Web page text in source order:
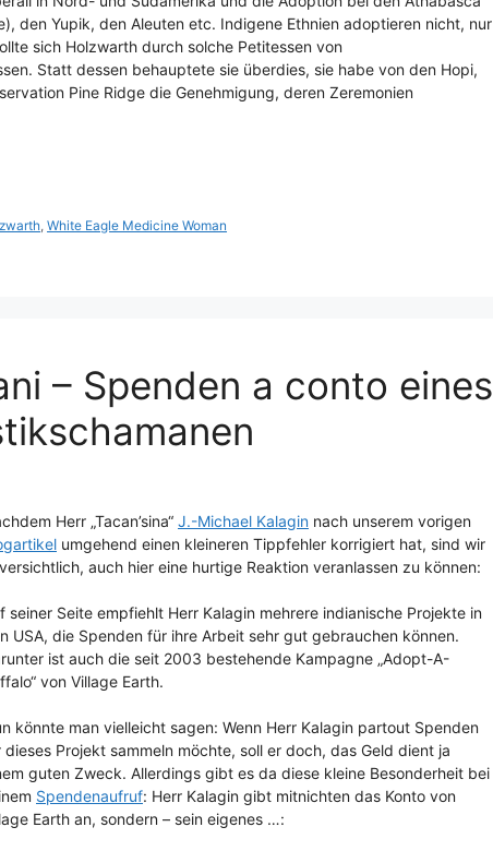
den Yupik, den Aleuten etc. Indigene Ethnien adoptieren nicht, nur
sich Holzwarth durch solche Petitessen von
Statt dessen behauptete sie überdies, sie habe von den Hopi,
Pine Ridge die Genehmigung, deren Zeremonien
,White Eagle Medicine Woman
– Spenden a conto eines
Herr „Tacan’sina“ J.-Michael Kalagin nach unserem vorigen
umgehend einen kleineren Tippfehler korrigiert hat, sind wir
auch hier eine hurtige Reaktion veranlassen zu können:
seiner Seite empfiehlt Herr Kalagin mehrere indianische Projekte in
USA, die Spenden für ihre Arbeit sehr gut gebrauchen können.
ist auch die seit 2003 bestehende Kampagne „Adopt-A-
von Village Earth.
könnte man vielleicht sagen: Wenn Herr Kalagin partout Spenden
dieses Projekt sammeln möchte, soll er doch, das Geld dient ja
guten Zweck. Allerdings gibt es da diese kleine Besonderheit bei
Spendenaufruf: Herr Kalagin gibt mitnichten das Konto von
Earth an, sondern – sein eigenes …: